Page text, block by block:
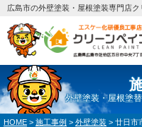
広島市の外壁塗装・屋根塗装専門店ク
外壁塗装・屋根塗
HOME > 施工事例 > 外壁塗装 > 廿日市